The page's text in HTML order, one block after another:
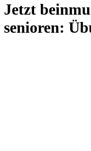
Jetzt
senioren: